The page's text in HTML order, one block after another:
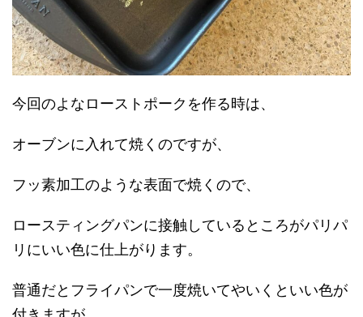
今回のよなローストポークを作る時は、
オーブンに入れて焼くのですが、
フッ素加工のような表面で焼くので、
ロースティングパンに接触しているところがパリパ
リにいい色に仕上がります。
普通だとフライパンで一度焼いてやいくといい色が